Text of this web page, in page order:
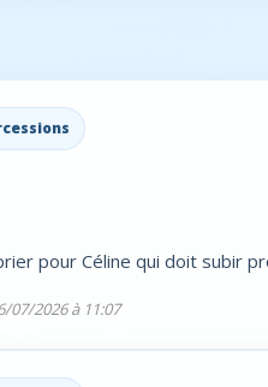
pour Céline qui doit subir
07/2026 à 11:07